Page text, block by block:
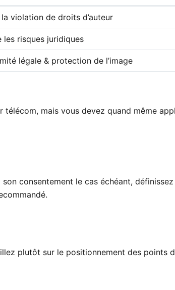
violation de droits d’auteur
les risques juridiques
légale & protection de l’image
mais vous devez quand même
consentement le cas échéant,
plutôt sur le positionnement des points